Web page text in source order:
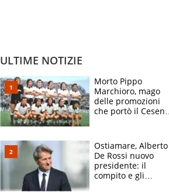
ULTIME NOTIZIE
Morto Pippo
Marchioro, mago
delle promozioni
che portò il Cesena
di Baresi
Ostiamare, Alberto
De Rossi nuovo
presidente: il
compito e gli